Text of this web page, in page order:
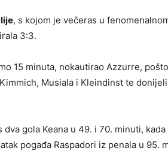
, s kojom je večeras u
3:3.
15 minuta, nokautirao Azzurre,
Musiala i Kleindinst te
gola Keana u 49. i 70. minuti,
pogađa Raspadori iz penala u 95.